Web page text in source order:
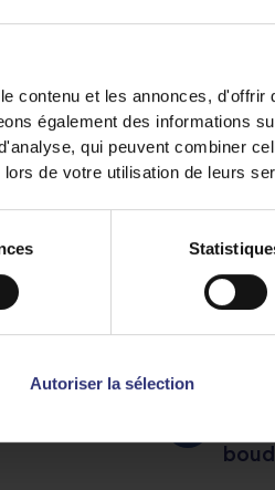
contenu et les annonces,
également des informations
qui peuvent combiner
de votre utilisation de leurs
Autoriser la sélection
le
la
bol
Il